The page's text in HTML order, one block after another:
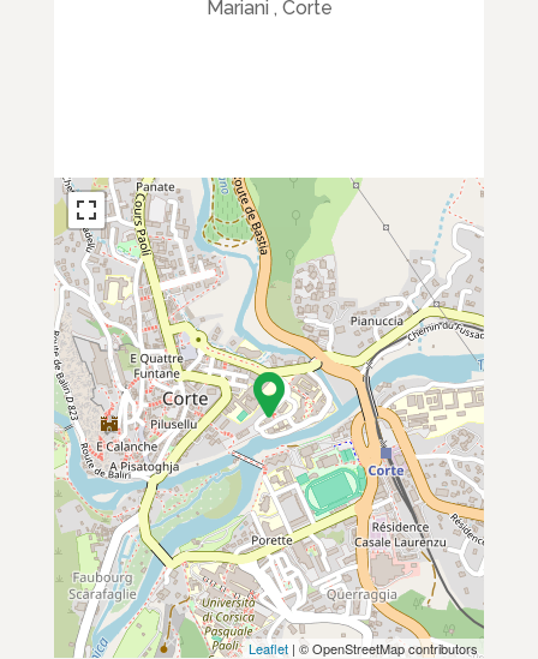
Mariani , Corte
Leaflet | © OpenStreetMap contributors